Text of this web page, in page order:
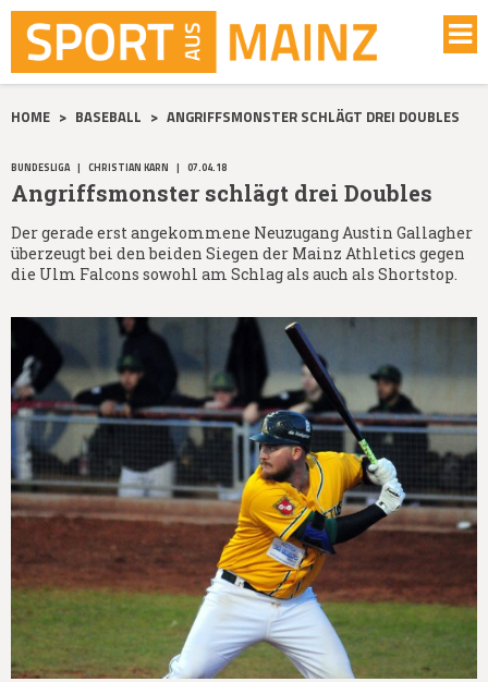
HOME > BASEBALL > ANGRIFFSMONSTER SCHLÄGT DREI DOUBLES
BUNDESLIGA | CHRISTIAN KARN | 07.04.18
Angriffsmonster schlägt drei Doubles
Der gerade erst angekommene Neuzugang Austin Gallagher
überzeugt bei den beiden Siegen der Mainz Athletics gegen
die Ulm Falcons sowohl am Schlag als auch als Shortstop.